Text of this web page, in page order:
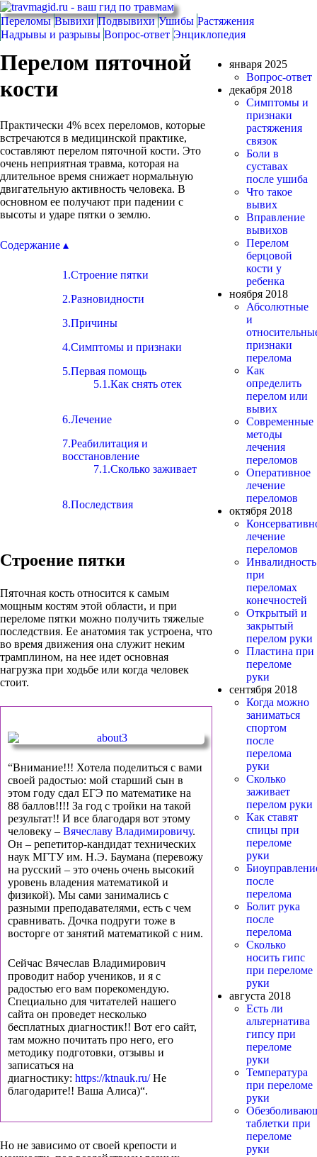
Переломы Вывихи Подвывихи Ушибы Растяжения
Надрывы и разрывы Вопрос-ответ Энциклопедия
Перелом пяточной
кости
Практически 4% всех переломов, которые
встречаются в медицинской практике,
составляют перелом пяточной кости. Это
очень неприятная травма, которая на
длительное время снижает нормальную
двигательную активность человека. В
основном ее получают при падении с
высоты и ударе пятки о землю.
Содержание ▴
1.Строение пятки
2.Разновидности
3.Причины
4.Симптомы и признаки
5.Первая помощь
5.1.Как снять отек
6.Лечение
7.Реабилитация и
восстановление
7.1.Сколько заживает
8.Последствия
Строение пятки
Пяточная кость относится к самым
мощным костям этой области, и при
переломе пятки можно получить тяжелые
последствия. Ее анатомия так устроена, что
во время движения она служит неким
трамплином, на нее идет основная
нагрузка при ходьбе или когда человек
стоит.
“Внимание!!! Хотела поделиться с вами
своей радостью: мой старший сын в
этом году сдал ЕГЭ по математике на
88 баллов!!!! За год с тройки на такой
результат!! И все благодаря вот этому
человеку – Вячеславу Владимировичу.
Он – репетитор-кандидат технических
наук МГТУ им. Н.Э. Баумана (перевожу
на русский – это очень очень высокий
уровень владения математикой и
физикой). Мы сами занимались с
разными преподавателями, есть с чем
сравнивать. Дочка подруги тоже в
восторге от занятий математикой с ним.
Сейчас Вячеслав Владимирович
проводит набор учеников, и я с
радостью его вам порекомендую.
Специально для читателей нашего
сайта он проведет несколько
бесплатных диагностик!! Вот его сайт,
там можно почитать про него, его
методику подготовки, отзывы и
записаться на
диагностику: https://ktnauk.ru/Не
благодарите!! Ваша Алиса)“.
Но не зависимо от своей крепости и
января 2025
Вопрос-ответ
декабря 2018
Симптомы и
признаки
растяжения
связок
Боли в
суставах
после ушиба
Что такое
вывих
Вправление
вывихов
Перелом
берцовой
кости у
ребенка
ноября 2018
Абсолютные
и
признаки
перелома
Как
определить
перелом или
вывих
Современные
методы
лечения
переломов
Оперативное
лечение
переломов
октября 2018
лечение
переломов
Инвалидность
при
переломах
конечностей
Открытый и
закрытый
перелом руки
Пластина при
переломе
руки
сентября 2018
Когда можно
заниматься
спортом
после
перелома
руки
Сколько
заживает
перелом руки
Как ставят
спицы при
переломе
руки
после
перелома
Болит рука
после
перелома
Сколько
носить гипс
при переломе
руки
августа 2018
Есть ли
альтернатива
гипсу при
переломе
руки
Температура
при переломе
руки
таблетки при
переломе
руки